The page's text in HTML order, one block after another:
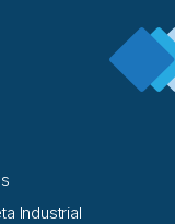
Industrial